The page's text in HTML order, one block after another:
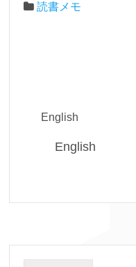
読書メモ
English
English